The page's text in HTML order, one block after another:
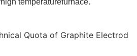
temperaturefurnace.
Quota of Graphite Electrod